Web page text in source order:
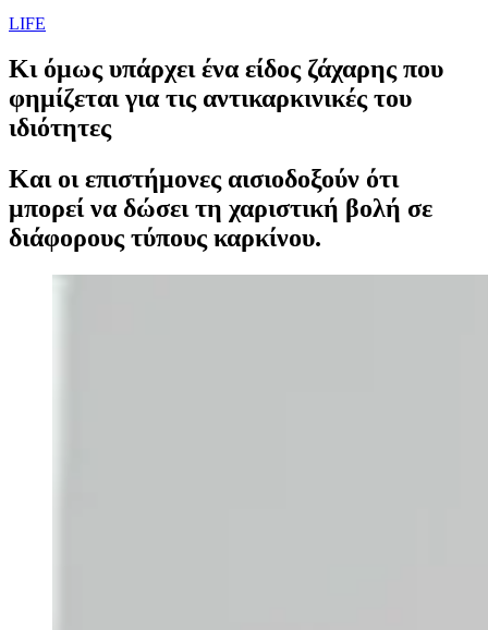
LIFE
Kι όμως υπάρχει ένα είδος ζάχαρης που
φημίζεται για τις αντικαρκινικές του
ιδιότητες
Και οι επιστήμονες αισιοδοξούν ότι
μπορεί να δώσει τη χαριστική βολή σε
διάφορους τύπους καρκίνου.